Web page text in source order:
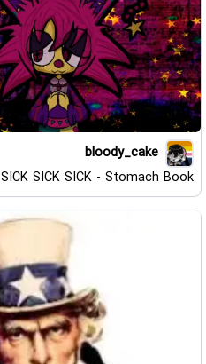
bloody_cake
SICK SICK SICK - Stomach Book